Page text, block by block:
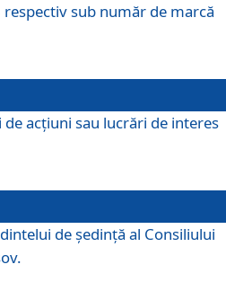
sub număr de marcă
acţiuni sau lucrări de interes
de şedinţă al Consiliului